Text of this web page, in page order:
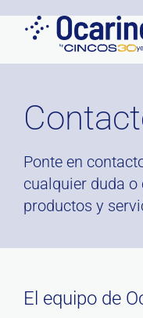
contenido
Ponte en
cualquier duda
productos y
El equipo de